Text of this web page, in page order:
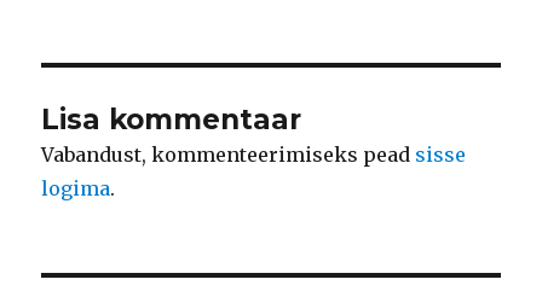
Lisa kommentaar
Vabandust, kommenteerimiseks pead sisse
logima.